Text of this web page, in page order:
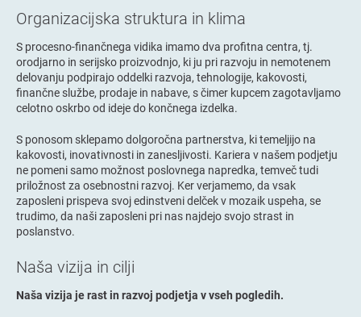
Organizacijska struktura in klima
S procesno-finančnega vidika imamo dva profitna centra, tj.
orodjarno in serijsko proizvodnjo, ki ju pri razvoju in nemotenem
delovanju podpirajo oddelki razvoja, tehnologije, kakovosti,
finančne službe, prodaje in nabave, s čimer kupcem zagotavljamo
celotno oskrbo od ideje do končnega izdelka.
S ponosom sklepamo dolgoročna partnerstva, ki temeljijo na
kakovosti, inovativnosti in zanesljivosti. Kariera v našem podjetju
ne pomeni samo možnost poslovnega napredka, temveč tudi
priložnost za osebnostni razvoj. Ker verjamemo, da vsak
zaposleni prispeva svoj edinstveni delček v mozaik uspeha, se
trudimo, da naši zaposleni pri nas najdejo svojo strast in
poslanstvo.
Naša vizija in cilji
Naša vizija je rast in razvoj podjetja v vseh pogledih.